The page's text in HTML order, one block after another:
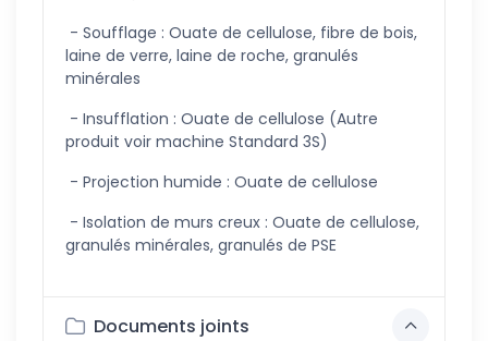
- Soufflage : Ouate de cellulose, fibre de bois,
laine de verre, laine de roche, granulés
minérales
- Insufflation : Ouate de cellulose (Autre
produit voir machine Standard 3S)
- Projection humide : Ouate de cellulose
- Isolation de murs creux : Ouate de cellulose,
granulés minérales, granulés de PSE
Documents joints